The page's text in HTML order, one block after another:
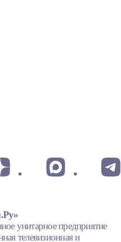
унитарное предприятие
телевизионная и